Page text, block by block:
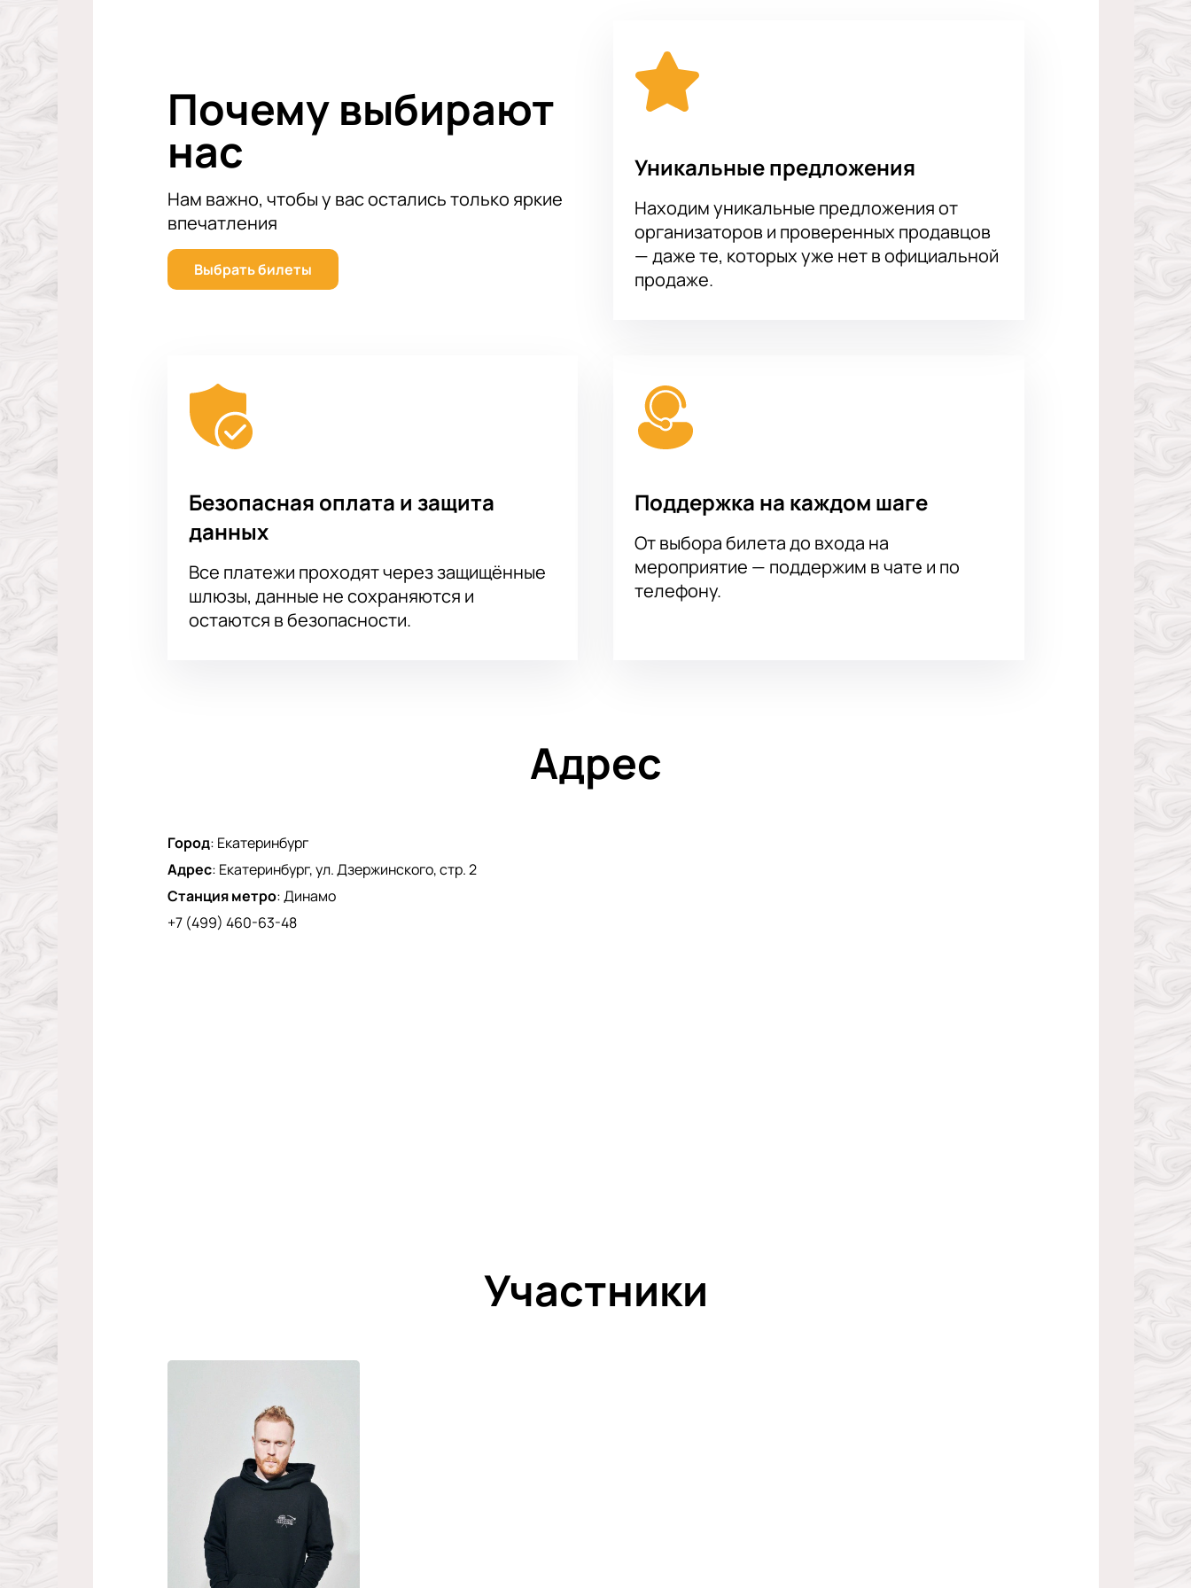
количество мест ограничено. Посетите наш сайт, чтобы купить билеты на концерт Евгения Чебаткова «На других берегах» и
Почему выбирают
нас
Нам важно, чтобы у вас остались только яркие
впечатления
Выбрать билеты
Уникальные предложения
Находим уникальные предложения от
организаторов и проверенных продавцов
— даже те, которых уже нет в официальной
продаже.
Безопасная оплата и защита
данных
Все платежи проходят через защищённые
шлюзы, данные не сохраняются и
остаются в безопасности.
Поддержка на каждом шаге
От выбора билета до входа на
мероприятие — поддержим в чате и по
телефону.
Адрес
Город: Екатеринбург
Адрес: Екатеринбург, ул. Дзержинского, стр. 2
Станция метро:Динамо
+7 (499) 460-63-48
Участники